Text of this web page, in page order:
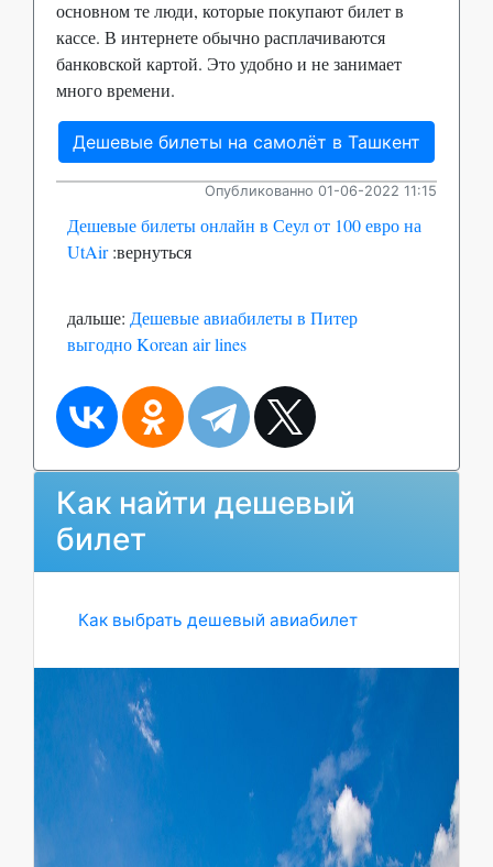
основном те люди, которые покупают билет в
кассе. В интернете обычно расплачиваются
банковской картой. Это удобно и не занимает
много времени.
Дешевые билеты на самолёт в Ташкент
Опубликованно 01-06-2022 11:15
Дешевые билеты онлайн в Сеул от 100 евро на
UtAir:вернуться
дальше: Дешевые авиабилеты в Питер
выгодно Korean air lines
Как найти дешевый
билет
Как выбрать дешевый авиабилет